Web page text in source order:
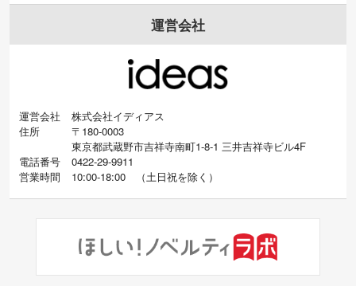
運営会社
運営会社
株式会社イディアス
住所
〒180-0003
東京都武蔵野市吉祥寺南町1-8-1 三井吉祥寺ビル4F
電話番号
0422-29-9911
営業時間
10:00-18:00 （土日祝を除く）